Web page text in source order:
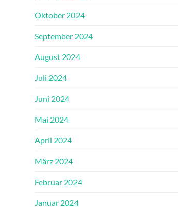
Oktober 2024
September 2024
August 2024
Juli 2024
Juni 2024
Mai 2024
April 2024
März 2024
Februar 2024
Januar 2024